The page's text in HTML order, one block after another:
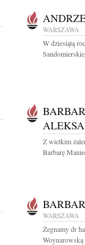
WARSZAWA
W dziesiątą
Z wielkim
Barbarę
WARSZAWA
Żegnamy dr
Woynarowską